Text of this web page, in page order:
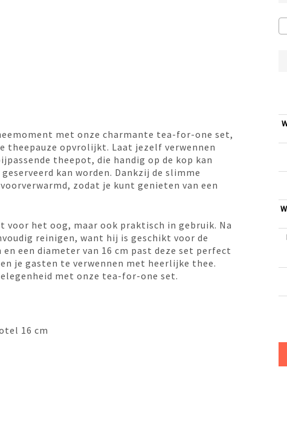
met onze charmante tea-for-one set,
opvrolijkt. Laat jezelf verwennen
theepot, die handig op de kop kan
kan worden. Dankzij de slimme
zodat je kunt genieten van een
voor het oog, maar ook praktisch in gebruik. Na
reinigen, want hij is geschikt voor de
een diameter van 16 cm past deze set perfect
je gasten te verwennen met heerlijke thee.
met onze tea-for-one set.
16 cm